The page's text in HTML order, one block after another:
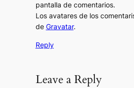
pantalla de comentarios.
Los avatares de los
de Gravatar.
Reply
Leave a Reply